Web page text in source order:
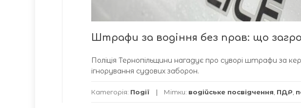
Штрафи за водіння без прав: що
Поліція Тернопільщини нагадує про суворі штрафи за
ігнорування судових заборон.
Категорія: Події Мітки: водійське посвідчення ПДР